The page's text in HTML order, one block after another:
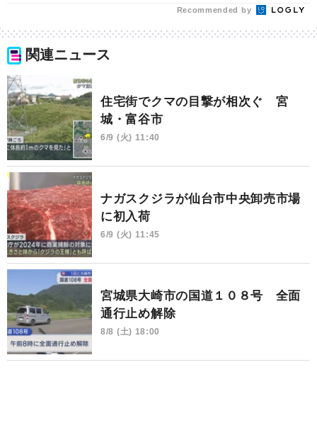
Recommended by
関連ニュース
住宅街でクマの目撃が相次ぐ 宮
城・富谷市
6/9 (火) 11:40
ナガスクジラが仙台市中央卸売市場
に初入荷
6/9 (火) 11:45
宮城県大崎市の国道１０８号 全面
通行止め解除
8/8 (土) 18:00